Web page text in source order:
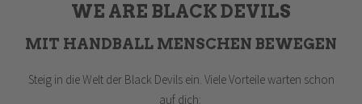
WE ARE BLACK DEVILS
MIT HANDBALL MENSCHEN BEWEGEN
Steig in die Welt der Black Devils ein. Viele Vorteile warten schon
auf dich: